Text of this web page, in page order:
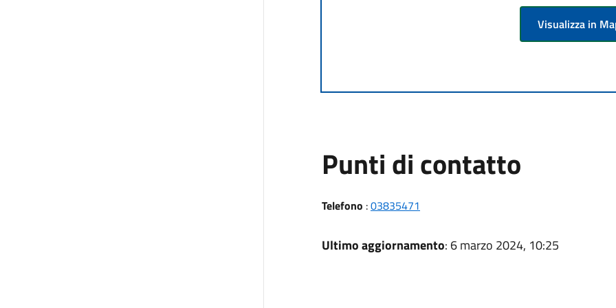
Visualizza in
Punti di contatto
Telefono :03835471
Ultimo aggiornamento: 6 marzo 2024, 10:25